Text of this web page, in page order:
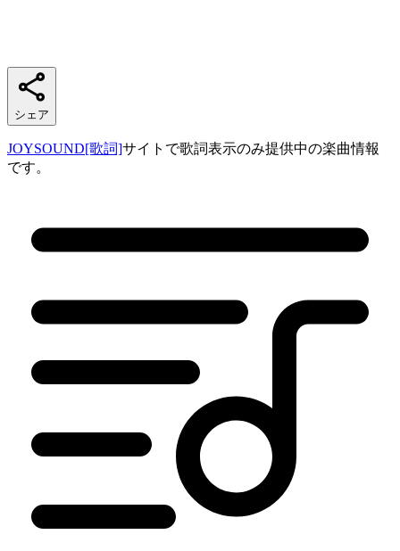
シェア
JOYSOUND[歌詞]サイトで歌詞表示のみ提供中の楽曲情報
です。